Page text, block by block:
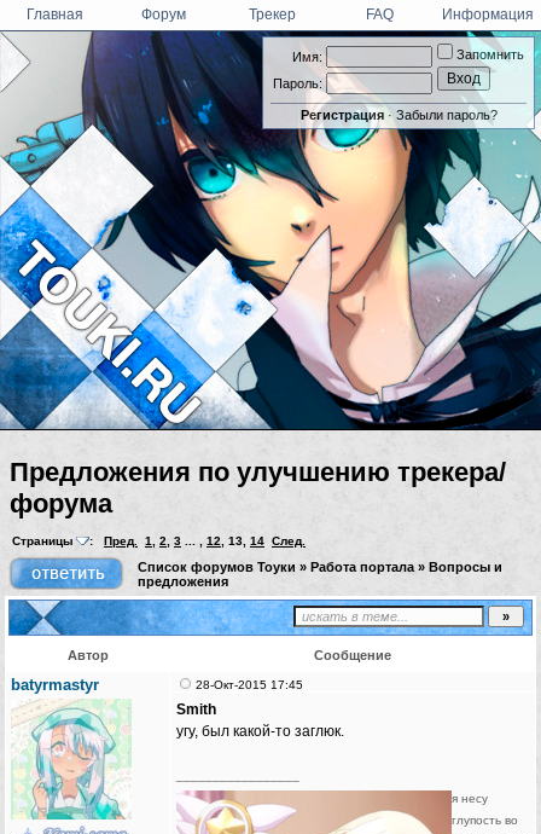
Имя:
Пароль:
Запомнить
Регистрация· Забыли пароль?
Главная Форум Трекер FAQ Информация
Предложения по улучшению трекера/
форума
Страницы : Пред. 1, 2, 3 ... , 12, 13, 14 След.
Список форумов Тоуки » Работа портала » Вопросы и
предложения
Автор Сообщение
batyrmastyr 28-Окт-2015 17:45
Smith
угу, был какой-то заглюк.
я несу
глупость во